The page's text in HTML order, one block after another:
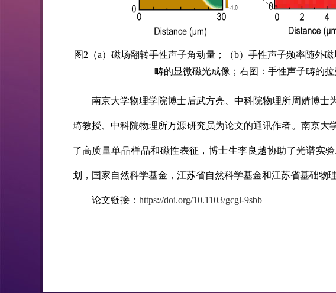
图2 （a）磁场翻转手性声子角动量；（b）手性声子频率随外
畴的显微磁光成像；右图：手性声子畴的拉
南京大学物理学院博士后武方亮、中科院物理所周婧博士
琦教授、中科院物理所万源研究员为论文的通讯作者。南京大
了高质量单晶样品和磁性表征，博士生李良越协助了光谱实
划，国家自然科学基金，江苏省自然科学基金和江苏省基础物
论文链接： https://doi.org/10.1103/gcgl-9sbb